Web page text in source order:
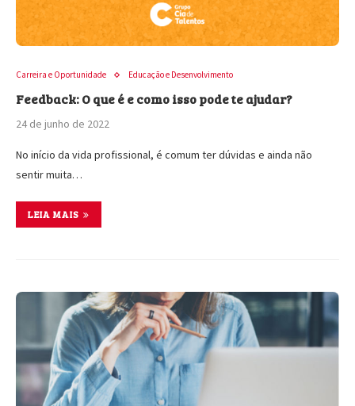
Carreira e Oportunidade Educação e Desenvolvimento
Feedback: O que é e como isso pode te ajudar?
24 de junho de 2022
No início da vida profissional, é comum ter dúvidas e ainda não
sentir muita…
LEIA MAIS